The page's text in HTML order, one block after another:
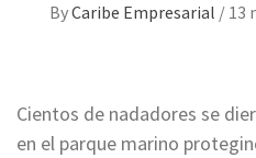
ByCaribe Empresarial / 13
Cientos de nadadores se
en el parque marino